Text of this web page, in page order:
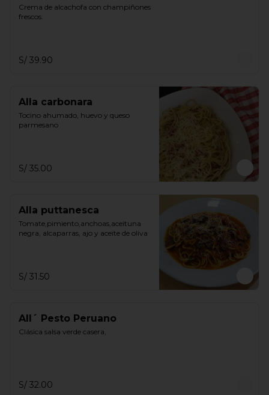
Crema de alcachofa con champiñones
frescos.
S/ 39.90
Alla carbonara
Tocino ahumado, huevo y queso
parmesano
S/ 35.00
Alla puttanesca
Tomate,pimiento,anchoas,aceituna
negra, alcaparras, ajo y aceite de oliva
S/ 31.50
All´ Pesto Peruano
Clásica salsa verde casera,
S/ 32.00